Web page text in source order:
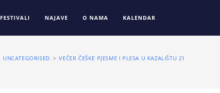
FESTIVALI NAJAVE O NAMA KALENDAR
UNCATEGORISED > VEČER ČEŠKE PJESME I PLESA U KAZALIŠTU 21